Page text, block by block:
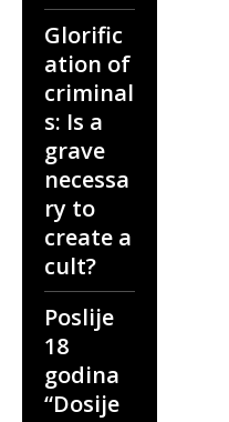
Glorific
ation of
criminal
s: Is a
grave
necessa
ry to
create a
cult?
Poslije
18
godina
“Dosije